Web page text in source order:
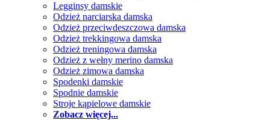
Legginsy damskie
Odzież narciarska damska
Odzież przeciwdeszczowa damska
Odzież trekkingowa damska
Odzież treningowa damska
Odzież z wełny merino damska
Odzież zimowa damska
Spodenki damskie
Spodnie damskie
Stroje kąpielowe damskie
Zobacz więcej...